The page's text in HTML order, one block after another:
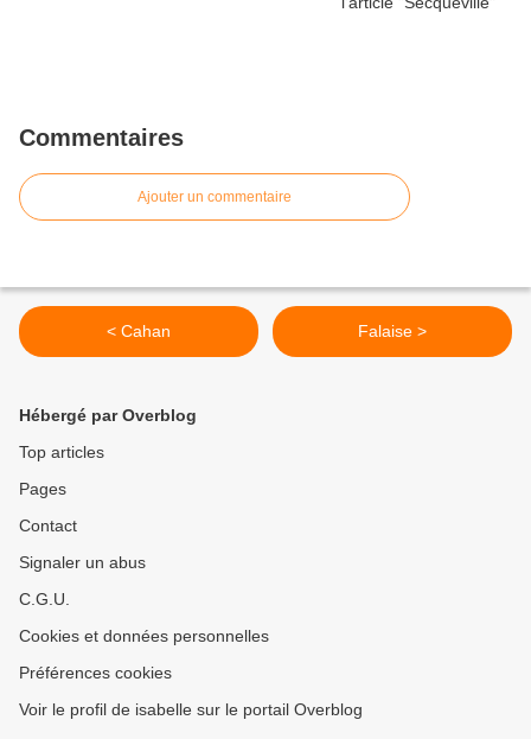
Commentaires
Ajouter un commentaire
< Cahan Falaise >
Hébergé par Overblog
Top articles
Pages
Contact
Signaler un abus
C.G.U.
Cookies et données personnelles
Préférences cookies
Voir le profil de isabelle sur le portail Overblog